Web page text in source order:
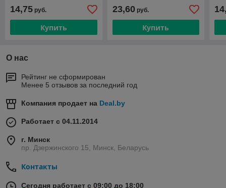
14,75 руб.
Купить
23,60руб.
Купить
О нас
Рейтинг не сформирован
Менее 5 отзывов за последний год
Компания продает на Deal.by
Работает с 04.11.2014
г. Минск
пр. Дзержинского 15, Минск, Беларусь
Контакты
Сегодня работает с 09:00 до 18:00